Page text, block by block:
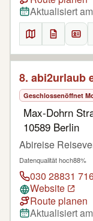
Aktualisiert
8. abi2urlaub
Geschlossenöffnet
Max-Dohrn
10589 Berlin
Abireise
Datenqualität hoch88%
030 28831
Website
Route planen
Aktualisiert